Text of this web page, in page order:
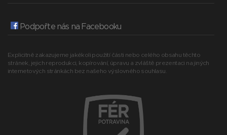
Podpořte nás na Facebooku
Explicitně zakazujeme jakékoli použití části nebo celého obsahu těchto
stránek, jejich reprodukci, kopírování, úpravu a zvláště prezentaci na jiných
internetových stránkách bez našeho výslovného souhlasu.